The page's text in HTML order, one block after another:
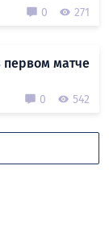
0 271
матче
0 542